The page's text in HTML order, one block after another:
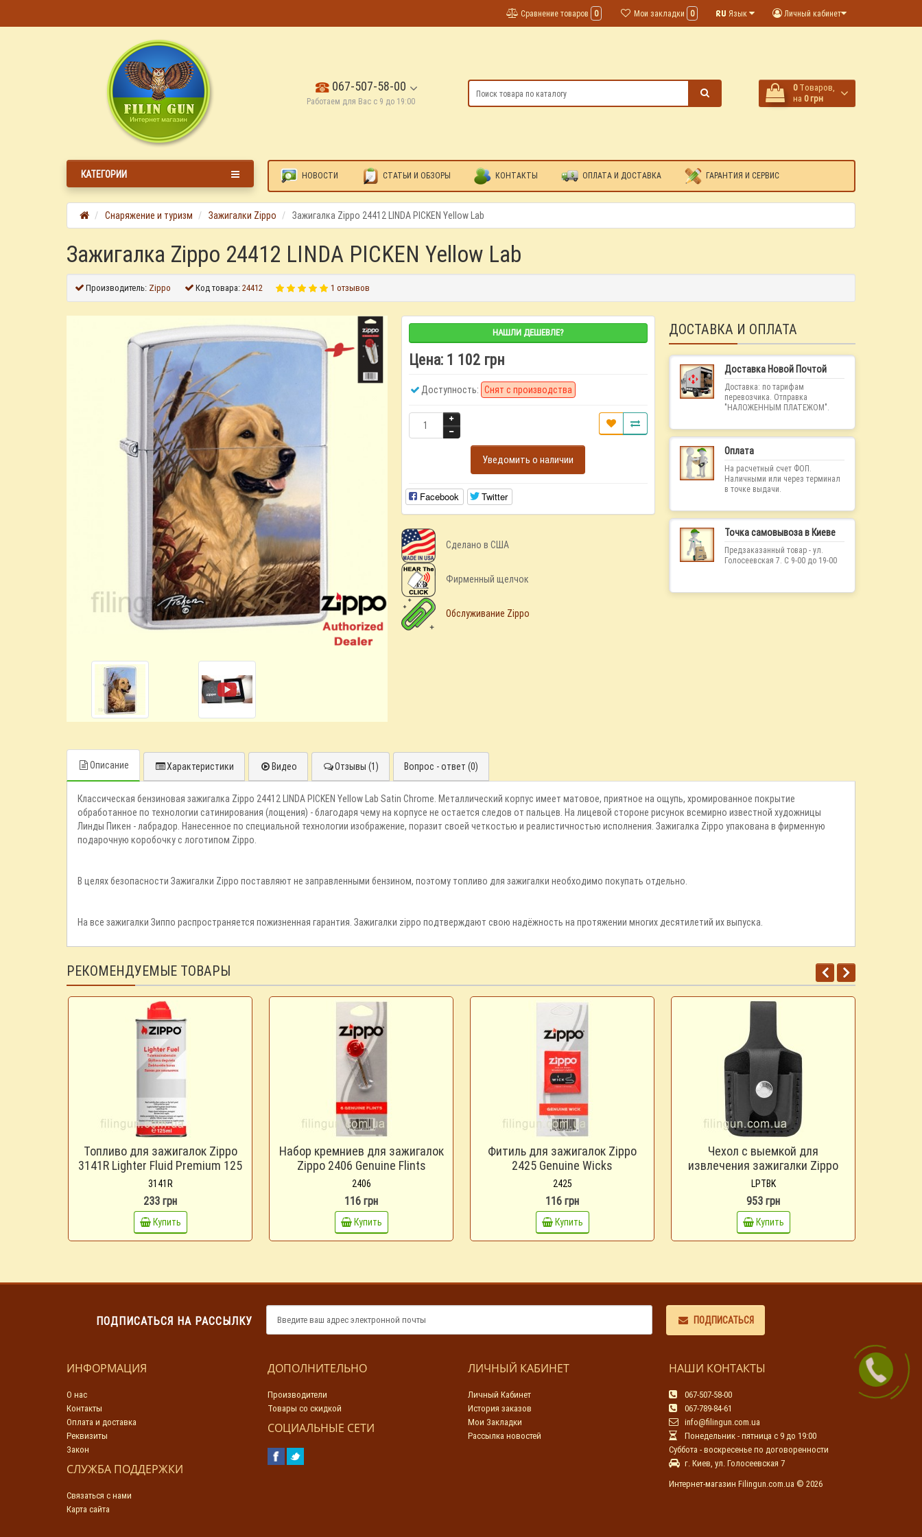
Личный кабинет
Язык
Мои закладки 0
Сравнение товаров 0
067-507-58-00
Работаем для Вас с 9 до 19:00
0 Tоваров,
на 0 грн
КАТЕГОРИИ НОВОСТИ СТАТЬИ И ОБЗОРЫ КОНТАКТЫ ОПЛАТА И ДОСТАВКА ГАРАНТИЯ И СЕРВИС
Снаряжение и туризм Зажигалки Zippo Зажигалка Zippo 24412 LINDA PICKEN Yellow Lab
Зажигалка Zippo 24412 LINDA PICKEN Yellow Lab
Производитель: Zippo Код товара:24412 1 отзывов
НАШЛИ ДЕШЕВЛЕ?
Цена: 1 102 грн
Доступность: Снят с производства
Уведомить о наличии
Facebook Twitter
Сделано в США
Фирменный щелчок
Обслуживание Zippo
ДОСТАВКА И ОПЛАТА
Доставка Новой Почтой
Доставка: по тарифам
перевозчика. Отправка
"НАЛОЖЕННЫМ ПЛАТЕЖОМ".
Оплата
На расчетный счет ФОП.
Наличными или через терминал
в точке выдачи.
Точка самовывоза в Киеве
Предзаказанный товар - ул.
Голосеевская 7. С 9-00 до 19-00
Описание Характеристики Видео Отзывы (1) Вопрос - ответ (0)
Классическая бензиновая зажигалка Zippo 24412 LINDA PICKEN Yellow Lab Satin Chrome. Металлический корпус имеет матовое, приятное на ощупь, хромированное покрытие
обработанное по технологии сатинирования (лощения) - благодаря чему на корпусе не остается следов от пальцев. На лицевой стороне рисунок всемирно известной художницы
Линды Пикен - лабрадор. Нанесенное по специальной технологии изображение, поразит своей четкостью и реалистичностью исполнения. Зажигалка Zippo упакована в фирменную
подарочную коробочку с логотипом Zippo.
В целях безопасности Зажигалки Zippo поставляют не заправленными бензином, поэтому топливо для зажигалки необходимо покупать отдельно.
На все зажигалки Зиппо распространяется пожизненная гарантия. Зажигалки zippo подтверждают свою надёжность на протяжении многих десятилетий их выпуска.
РЕКОМЕНДУЕМЫЕ ТОВАРЫ
Топливо для зажигалок Zippo
3141R Lighter Fluid Premium 125
ml
3141R
233 грн
Купить
Набор кремниев для зажигалок
Zippo 2406 Genuine Flints
2406
116 грн
Купить
Фитиль для зажигалок Zippo
2425 Genuine Wicks
2425
116 грн
Купить
Чехол с выемкой для
извлечения зажигалки Zippo
LPTBK
LPTBK
953 грн
Купить
ПОДПИСАТЬСЯ НА РАССЫЛКУ ПОДПИСАТЬСЯ
ИНФОРМАЦИЯ
О нас
Контакты
Оплата и доставка
Реквизиты
Закон
СЛУЖБА ПОДДЕРЖКИ
Связаться с нами
Карта сайта
ДОПОЛНИТЕЛЬНО
Производители
Товары со скидкой
СОЦИАЛЬНЫЕ СЕТИ
ЛИЧНЫЙ КАБИНЕТ
Личный Кабинет
История заказов
Мои Закладки
Рассылка новостей
НАШИ КОНТАКТЫ
067-507-58-00
067-789-84-61
info@filingun.com.ua
Понедельник - пятница с 9 до 19:00
Суббота - воскресенье по договоренности
г. Киев, ул. Голосеевская 7
Интернет-магазин Filingun.com.ua © 2026